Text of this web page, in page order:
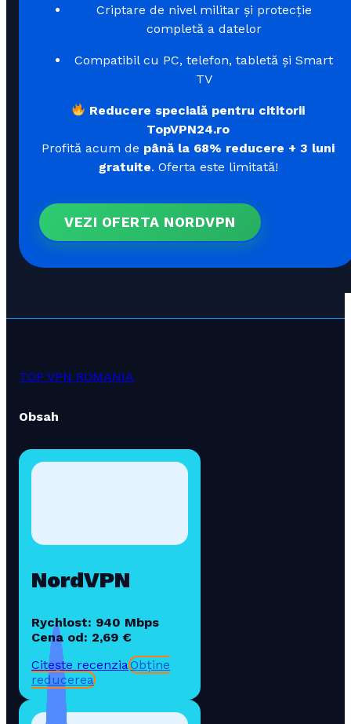
Criptare de nivel militar și protecție
completă a datelor
Compatibil cu PC, telefon, tabletă și Smart
TV
Reducere specială pentru cititorii
TopVPN24.ro
Profită acum de până la 68% reducere + 3 luni
gratuite. Oferta este limitată!
VEZI OFERTA NORDVPN
TOP VPN ROMANIA
Obsah
NordVPN
Rychlost: 940 Mbps
Cena od: 2,69 €
Citește recenziaObține
reducerea